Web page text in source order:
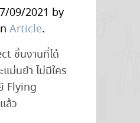
พัน
ล้าน
ดอลลาร์
ในปี
2573
09/2021 by
Article.
ชิ้นงานที่ได้
แม่นยำ ไม่มีใคร
Flying
ล้ว